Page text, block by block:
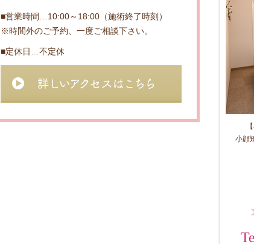
■営業時間…10:00～18:00（施術終了時刻）
※時間外のご予約、一度ご相談下さい。
■定休日…不定休
小顔